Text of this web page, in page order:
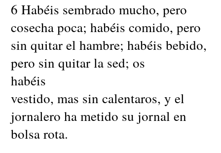
6 Habéis sembrado mucho, pero
cosecha poca; habéis comido, pero
sin quitar el hambre; habéis bebido,
pero sin quitar la sed; os
habéis
vestido, mas sin calentaros, y el
jornalero ha metido su jornal en
bolsa rota.